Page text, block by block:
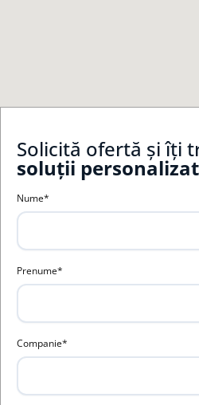
Solicită ofertă și îți
soluții
Nume*
Prenume*
Companie*